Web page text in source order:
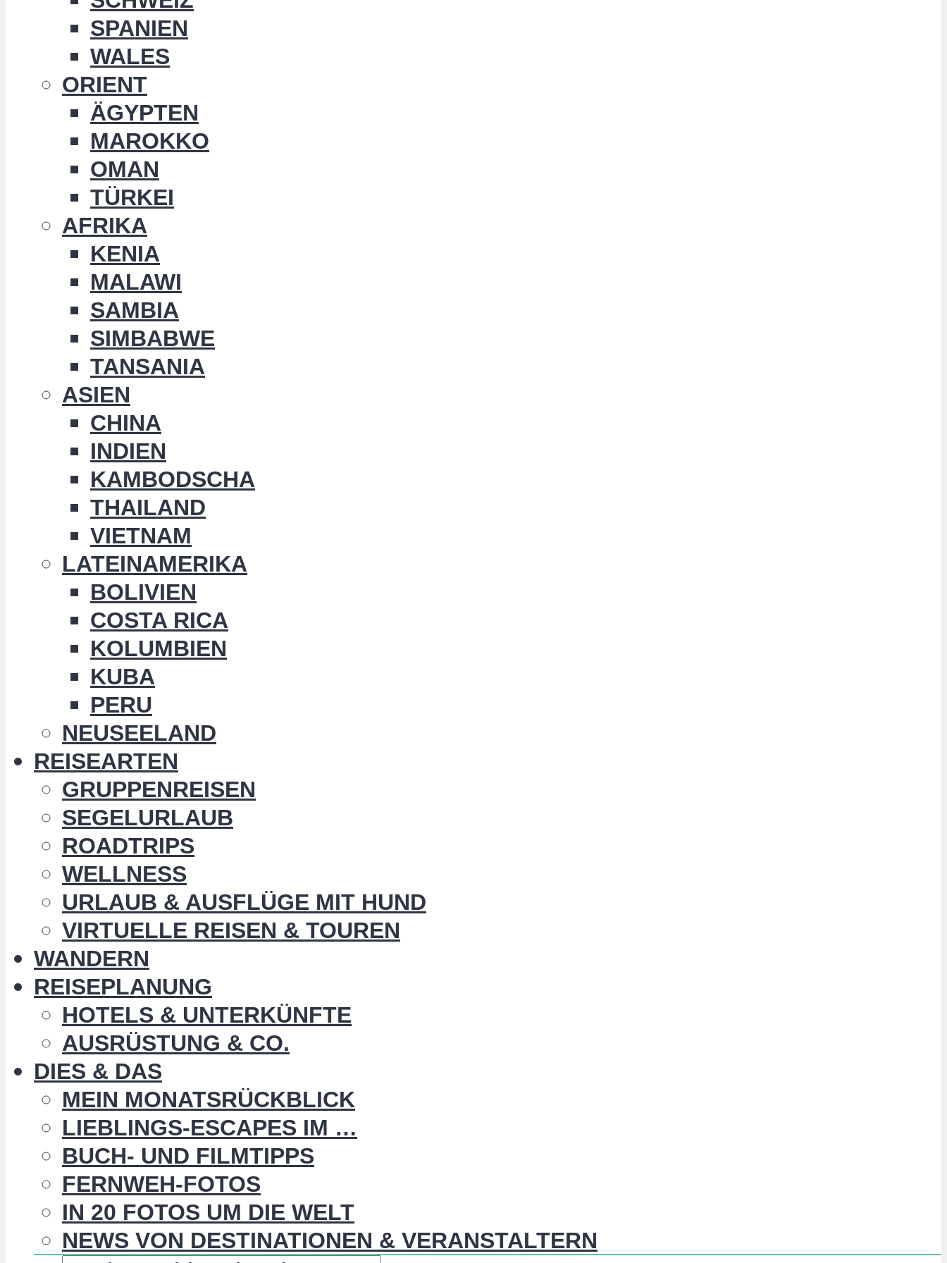
SPANIEN
WALES
ORIENT
ÄGYPTEN
MAROKKO
OMAN
TÜRKEI
AFRIKA
KENIA
MALAWI
SAMBIA
SIMBABWE
TANSANIA
ASIEN
CHINA
INDIEN
KAMBODSCHA
THAILAND
VIETNAM
LATEINAMERIKA
BOLIVIEN
COSTA RICA
KOLUMBIEN
KUBA
PERU
NEUSEELAND
REISEARTEN
GRUPPENREISEN
SEGELURLAUB
ROADTRIPS
WELLNESS
URLAUB & AUSFLÜGE MIT HUND
VIRTUELLE REISEN & TOUREN
WANDERN
REISEPLANUNG
HOTELS & UNTERKÜNFTE
AUSRÜSTUNG & CO.
DIES & DAS
MEIN MONATSRÜCKBLICK
LIEBLINGS-ESCAPES IM …
BUCH- UND FILMTIPPS
FERNWEH-FOTOS
IN 20 FOTOS UM DIE WELT
NEWS VON DESTINATIONEN & VERANSTALTERN